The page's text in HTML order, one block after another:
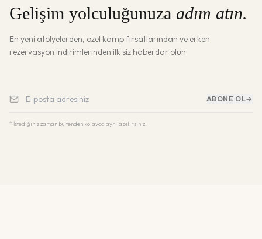
Gelişim yolculuğunuza adım atın.
En yeni atölyelerden, özel kamp fırsatlarından ve erken
rezervasyon indirimlerinden ilk siz haberdar olun.
ABONE OL→
* İstediğiniz zaman bültenden kolayca ayrılabilirsiniz.